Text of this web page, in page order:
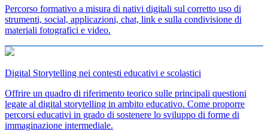
Percorso formativo a misura di nativi digitali sul corretto uso di
strumenti, social, applicazioni, chat, link e sulla condivisione di
materiali fotografici e video.
Digital Storytelling nei contesti educativi e scolastici
Offrire un quadro di riferimento teorico sulle principali questioni
legate al digital storytelling in ambito educativo. Come proporre
percorsi educativi in grado di sostenere lo sviluppo di forme di
immaginazione intermediale.